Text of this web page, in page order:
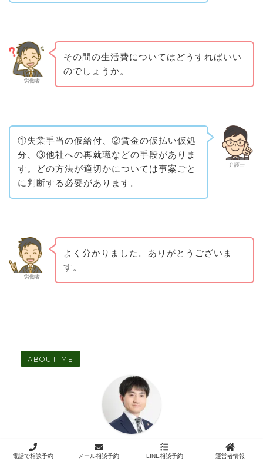
労働者
その間の生活費についてはどうすればいい
のでしょうか。
弁護士
①失業手当の仮給付、②賃金の仮払い仮処
分、③他社への再就職などの手段がありま
す。どの方法が適切かについては事案ごと
に判断する必要があります。
労働者
よく分かりました。ありがとうございま
す。
ABOUT ME
弁護士 籾山善臣
電話で相談予約 メール相談予約 LINE相談予約 運営者情報